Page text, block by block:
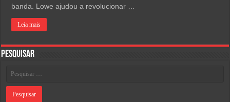
banda. Lowe ajudou a revolucionar …
Leia mais
Pesquisar